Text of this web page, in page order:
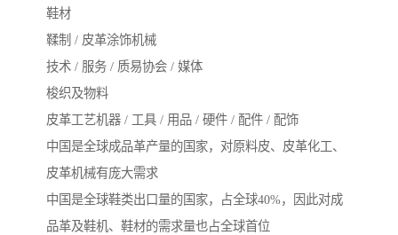
鞋材
鞣制 / 皮革涂饰机械
技术 / 服务 / 质易协会 / 媒体
梭织及物料
皮革工艺机器 / 工具 / 用品 / 硬件 / 配件 / 配饰
中国是全球成品革产量的国家，对原料皮、皮革化工、
皮革机械有庞大需求
中国是全球鞋类出口量的国家，占全球40%，因此对成
品革及鞋机、鞋材的需求量也占全球首位